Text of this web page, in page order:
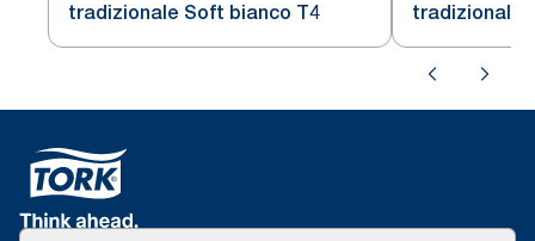
tradizionale Soft bianco T4
tradizionale
3 veli